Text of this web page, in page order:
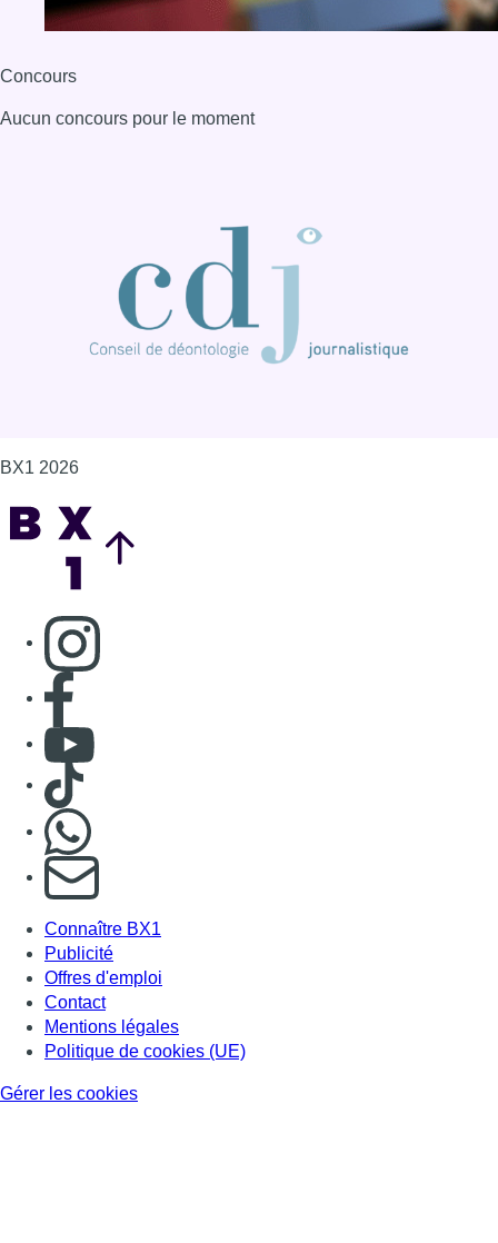
Concours
Aucun concours pour le moment
BX1 2026
Consulter page Instagram
Consulter page Facebook
Consulter Youtube
Consulter TikTok
S'abonner à notre newsletter
Connaître BX1
Publicité
Offres d'emploi
Contact
Mentions légales
Politique de cookies (UE)
Gérer les cookies